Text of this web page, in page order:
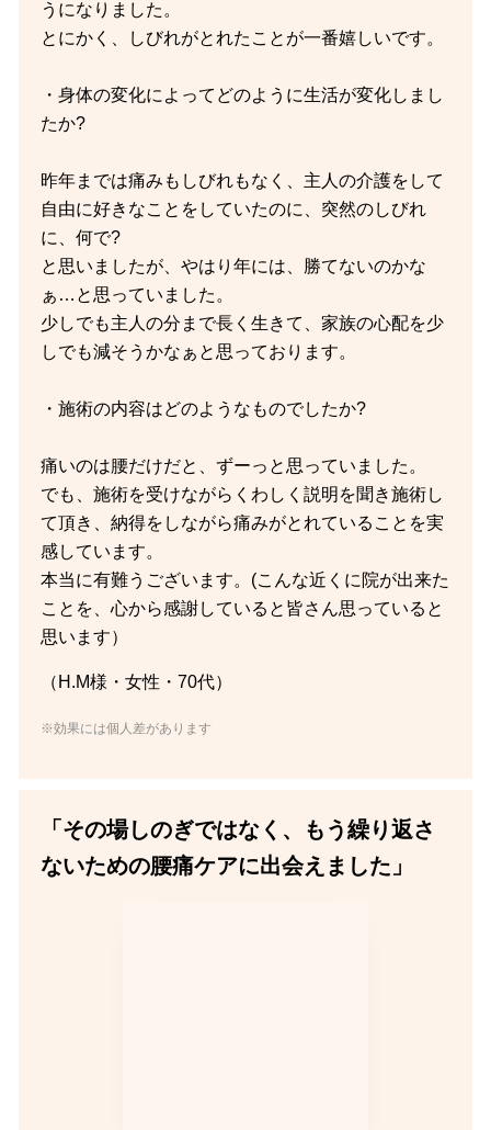
うになりました。
とにかく、しびれがとれたことが一番嬉しいです。
・身体の変化によってどのように生活が変化しまし
たか?
昨年までは痛みもしびれもなく、主人の介護をして
自由に好きなことをしていたのに、突然のしびれ
に、何で?
と思いましたが、やはり年には、勝てないのかな
ぁ…と思っていました。
少しでも主人の分まで長く生きて、家族の心配を少
しでも減そうかなぁと思っております。
・施術の内容はどのようなものでしたか?
痛いのは腰だけだと、ずーっと思っていました。
でも、施術を受けながらくわしく説明を聞き施術し
て頂き、納得をしながら痛みがとれていることを実
感しています。
本当に有難うございます。(こんな近くに院が出来た
ことを、心から感謝していると皆さん思っていると
思います）
（H.M様・女性・70代）
※効果には個人差があります
「その場しのぎではなく、もう繰り返さ
ないための腰痛ケアに出会えました」